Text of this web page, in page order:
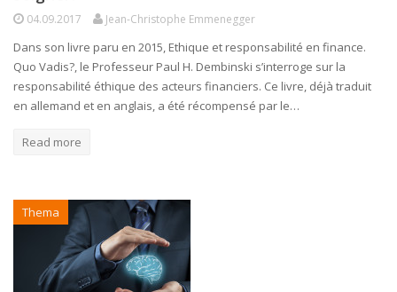
04.09.2017 Jean-Christophe Emmenegger
Dans son livre paru en 2015, Ethique et responsabilité en finance.
Quo Vadis?, le Professeur Paul H. Dembinski s’interroge sur la
responsabilité éthique des acteurs financiers. Ce livre, déjà traduit
en allemand et en anglais, a été récompensé par le…
Read more
Thema